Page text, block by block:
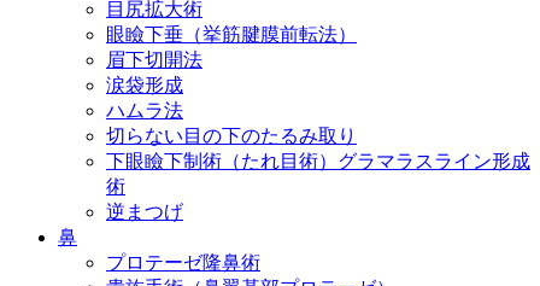
目尻拡大術
眼瞼下垂（挙筋腱膜前転法）
眉下切開法
涙袋形成
ハムラ法
切らない目の下のたるみ取り
下眼瞼下制術（たれ目術）グラマラスライン形成
術
逆まつげ
鼻
プロテーゼ隆鼻術